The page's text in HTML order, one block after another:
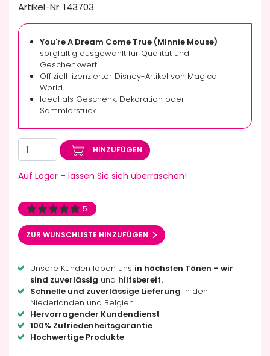
Artikel-Nr. 143703
You're A Dream Come True (Minnie Mouse) –
sorgfältig ausgewählt für Qualität und
Geschenkwert.
Offiziell lizenzierter Disney-Artikel von Magica
World.
Ideal als Geschenk, Dekoration oder
Sammlerstück.
HINZUFÜGEN
Auf Lager – lassen Sie sich überraschen!
5
ZUR WUNSCHLISTE HINZUFÜGEN
Unsere Kunden loben uns in höchsten Tönen – wir
sind zuverlässig und hilfsbereit.
Schnelle und zuverlässige Lieferung in den
Niederlanden und Belgien
Hervorragender Kundendienst
100% Zufriedenheitsgarantie
Hochwertige Produkte